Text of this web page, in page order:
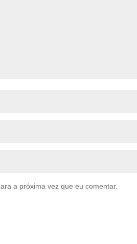
a próxima vez que eu comentar.